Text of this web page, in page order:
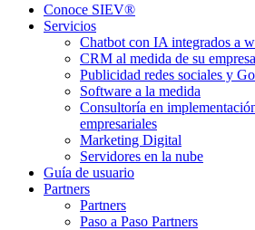
Conoce SIEV®
Servicios
Chatbot con IA integrados a
CRM al medida de su empresa
Publicidad redes sociales y
Software a la medida
Consultoría en
empresariales
Marketing Digital
Servidores en la nube
Guía de usuario
Partners
Partners
Paso a Paso Partners